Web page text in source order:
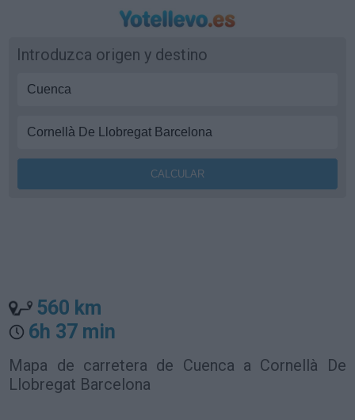
Introduzca origen y destino
560 km
6h 37 min
Mapa de carretera de Cuenca a Cornellà De
Llobregat Barcelona